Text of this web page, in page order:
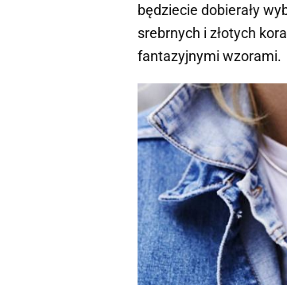
będziecie dobierały
srebrnych i złotych
fantazyjnymi wzorami.